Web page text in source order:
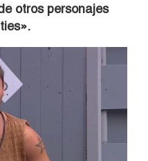
otros personajes